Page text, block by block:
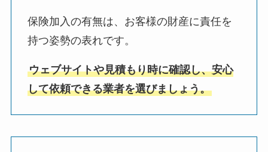
保険加入の有無は、お客様の財産に責任を
持つ姿勢の表れです。
ウェブサイトや見積もり時に確認し、安心
して依頼できる業者を選びましょう。